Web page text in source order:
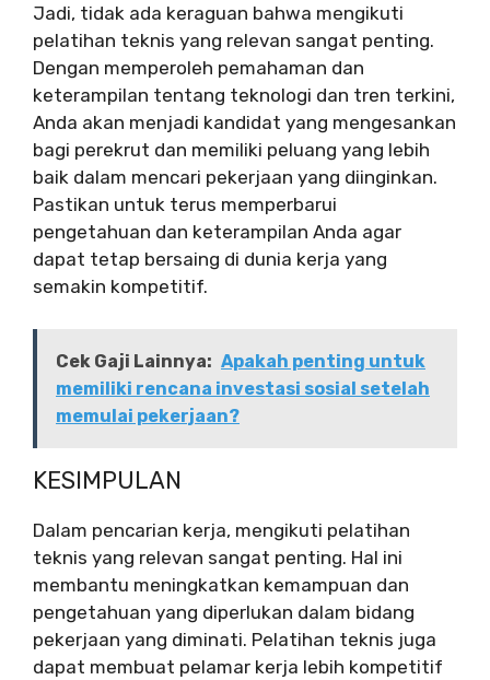
Jadi, tidak ada keraguan bahwa mengikuti
pelatihan teknis yang relevan sangat penting.
Dengan memperoleh pemahaman dan
keterampilan tentang teknologi dan tren terkini,
Anda akan menjadi kandidat yang mengesankan
bagi perekrut dan memiliki peluang yang lebih
baik dalam mencari pekerjaan yang diinginkan.
Pastikan untuk terus memperbarui
pengetahuan dan keterampilan Anda agar
dapat tetap bersaing di dunia kerja yang
semakin kompetitif.
Cek Gaji Lainnya: Apakah penting untuk
memiliki rencana investasi sosial setelah
memulai pekerjaan?
KESIMPULAN
Dalam pencarian kerja, mengikuti pelatihan
teknis yang relevan sangat penting. Hal ini
membantu meningkatkan kemampuan dan
pengetahuan yang diperlukan dalam bidang
pekerjaan yang diminati. Pelatihan teknis juga
dapat membuat pelamar kerja lebih kompetitif